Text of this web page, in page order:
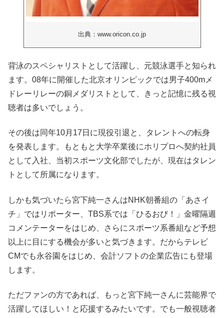
出典：www.oricon.co.jp
背泳のスペシャリストとして活躍し、元競泳選手と知られ
ます。08年に開催した北京オリンピックでは男子400mメ
ドレーリレーの銅メダリストとして、きっと記憶に残る視
聴者は多いでしょう。
その後は同年10月17日に現役引退と、タレントへの転身
を発表します。もともと大学卒業後にホリプロへ契約社員
として入社、当初スポーツ文化部でしたが、現在はタレン
トとして所属になります。
しかも気づいたら宮下純一さんはNHK朝番組の「あさイ
チ」ではリポーター、TBS系では「ひるおび！」金曜隔週
コメンテーターをはじめ、さらにスポーツ系番組など予想
以上に目にする機会が多いと気づきます。だからテレビ
CMでも永谷園をはじめ、会計ソフトの企業広告にも登場
します。
ただファンの方であれば、もっと宮下純一さんに芸能界で
活躍してほしい！と応援するみたいです。でも一般視聴者